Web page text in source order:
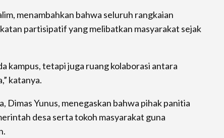
menambahkan bahwa seluruh rangkaian
partisipatif yang melibatkan masyarakat sejak
kampus, tetapi juga ruang kolaborasi antara
katanya.
Dimas Yunus, menegaskan bahwa pihak panitia
desa serta tokoh masyarakat guna